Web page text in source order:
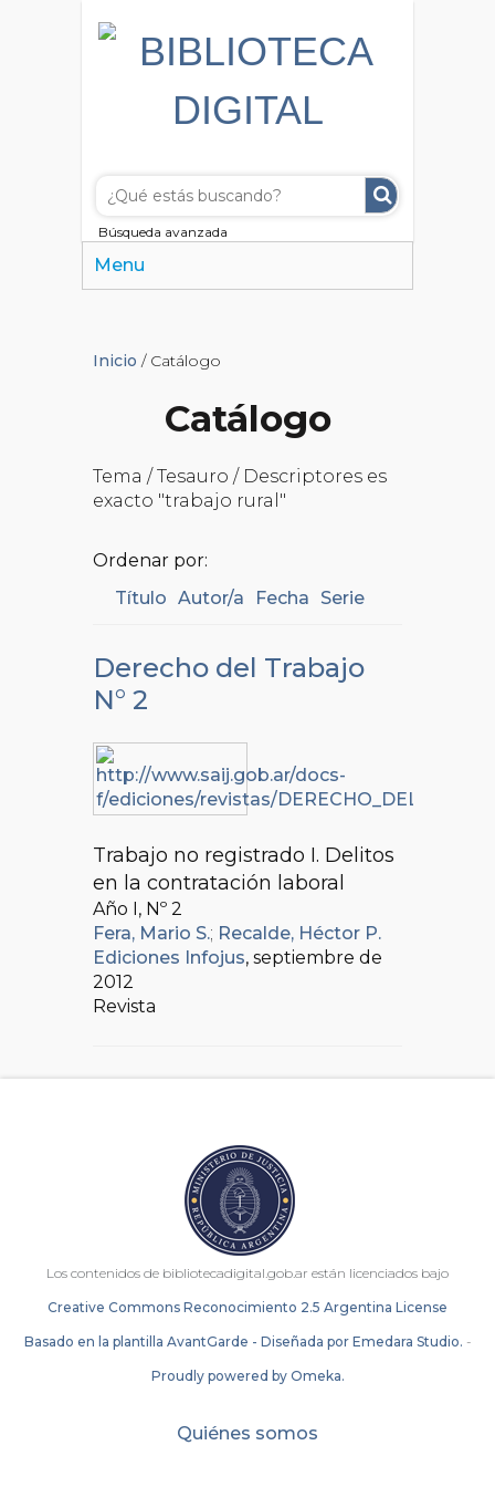
Búsqueda avanzada
Menu
Inicio / Catálogo
Catálogo
Tema / Tesauro / Descriptores es
exacto "trabajo rural"
Ordenar por:
Título Autor/a Fecha Serie
Derecho del Trabajo
N° 2
Trabajo no registrado I. Delitos
en la contratación laboral
Año I, Nº 2
Fera, Mario S.; Recalde, Héctor P.
Ediciones Infojus, septiembre de
2012
Revista
Los contenidos de bibliotecadigital.gob.ar están licenciados bajo
Creative Commons Reconocimiento 2.5 Argentina License
Basado en la plantilla AvantGarde - Diseñada por Emedara Studio. -
Proudly powered by Omeka.
Quiénes somos